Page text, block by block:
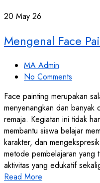
20 May 26
Mengenal Face
MA Admin
No Comments
Face painting merupakan
menyenangkan dan banyak
remaja. Kegiatan ini tidak
membantu siswa belajar
karakter, dan
metode pembelajaran yang
aktivitas yang edukatif
Read More